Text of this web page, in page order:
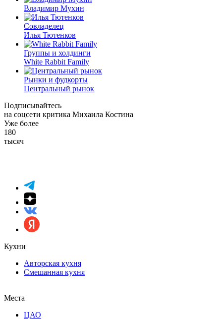
Владимир Мухин
Совладелец
Илья Тютенков
Группы и холдинги
White Rabbit Family
Рынки и фудкорты
Центральный рынок
Подписывайтесь
на соцсети критика Михаила Костина
Уже более
180
тысяч
Кухни
Авторская кухня
Смешанная кухня
Места
ЦАО